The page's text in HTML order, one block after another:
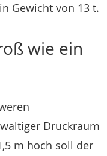
Gewicht von 13 t.
wie ein
Druckraum
m hoch soll der